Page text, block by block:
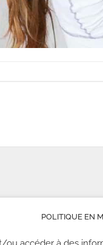
: 09h30 à 22h00
POLITIQUE EN
accéder à des